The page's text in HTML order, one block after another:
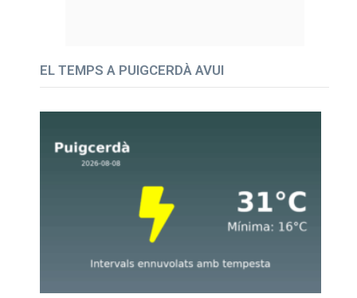
EL TEMPS A PUIGCERDÀ AVUI